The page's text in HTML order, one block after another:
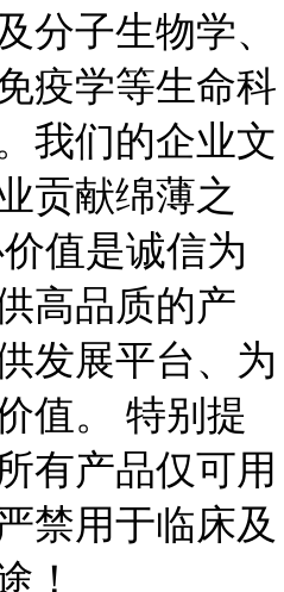
分子生物学、
疫学等生命科
我们的企业文
贡献绵薄之
值是诚信为
高品质的产
发展平台、为
值。 特别提
有产品仅可用
禁用于临床及
！